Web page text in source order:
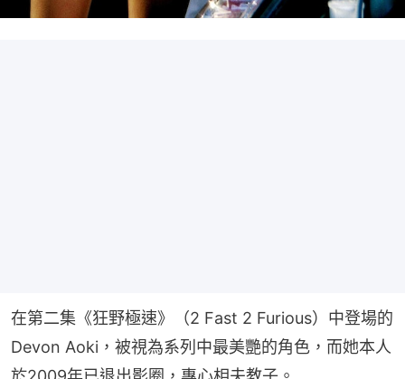
在第二集《狂野極速》（2 Fast 2 Furious）中登場的
Devon Aoki，被視為系列中最美艷的角色，而她本人